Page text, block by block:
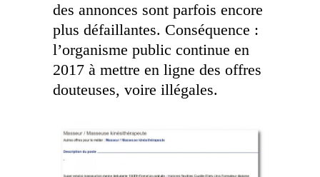
des annonces sont parfois encore
plus défaillantes. Conséquence :
l’organisme public continue en
2017 à mettre en ligne des offres
douteuses, voire illégales.